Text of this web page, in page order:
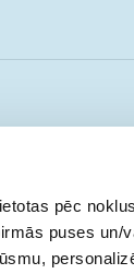
pēc
puses
aprīlis